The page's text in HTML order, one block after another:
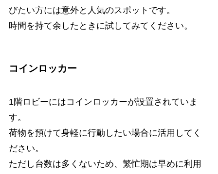
びたい方には意外と人気のスポットです。
時間を持て余したときに試してみてください。
コインロッカー
1階ロビーにはコインロッカーが設置されていま
す。
荷物を預けて身軽に行動したい場合に活用してく
ださい。
ただし台数は多くないため、繁忙期は早めに利用